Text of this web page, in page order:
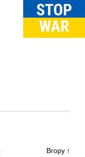
Вгору ↑